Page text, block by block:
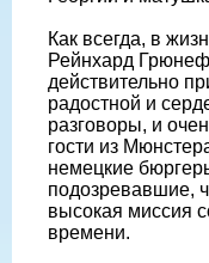
Как всегда, в
Рейнхард
действительно
радостной и
разговоры, и
гости из
немецкие
подозревавшие,
высокая миссия
времени.